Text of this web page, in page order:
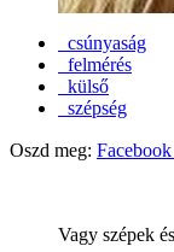
csúnyaság
felmérés
külső
szépség
Oszd meg: Facebook
Vagy szépek